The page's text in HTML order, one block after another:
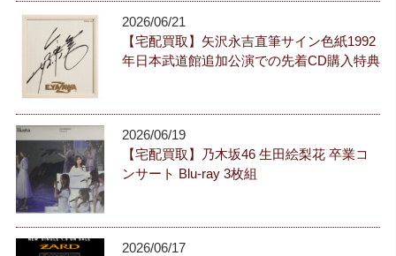
2026/06/21
【宅配買取】矢沢永吉直筆サイン色紙1992
年日本武道館追加公演での先着CD購入特典
2026/06/19
【宅配買取】乃木坂46 生田絵梨花 卒業コ
ンサート Blu-ray 3枚組
2026/06/17